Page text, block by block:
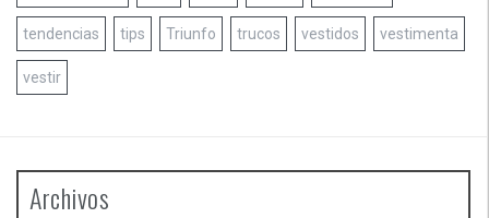
tendencias tips Triunfo trucos vestidos vestimenta
vestir
Archivos